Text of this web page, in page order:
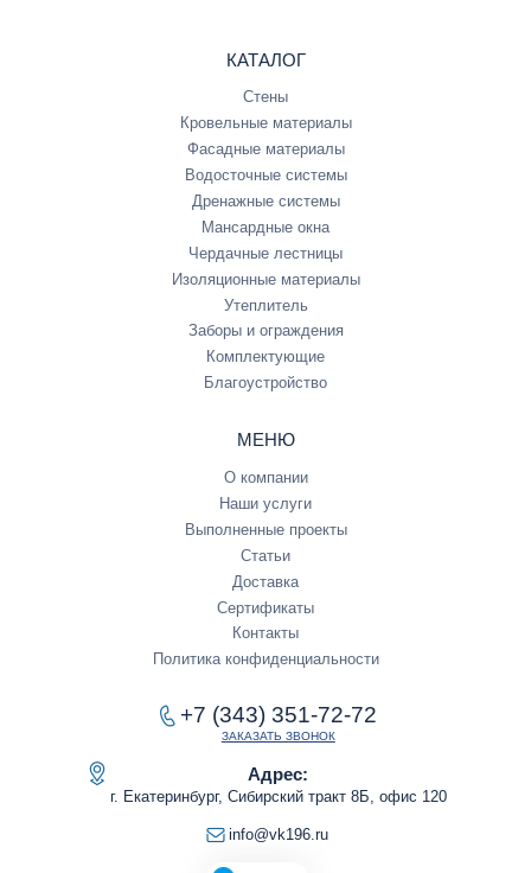
КАТАЛОГ
Стены
Кровельные материалы
Фасадные материалы
Водосточные системы
Дренажные системы
Мансардные окна
Чердачные лестницы
Изоляционные материалы
Утеплитель
Заборы и ограждения
Комплектующие
Благоустройство
МЕНЮ
О компании
Наши услуги
Выполненные проекты
Статьи
Доставка
Сертификаты
Контакты
Политика конфиденциальности
+7 (343) 351-72-72
ЗАКАЗАТЬ ЗВОНОК
Адрес:
г. Екатеринбург, Сибирский тракт 8Б, офис 120
info@vk196.ru